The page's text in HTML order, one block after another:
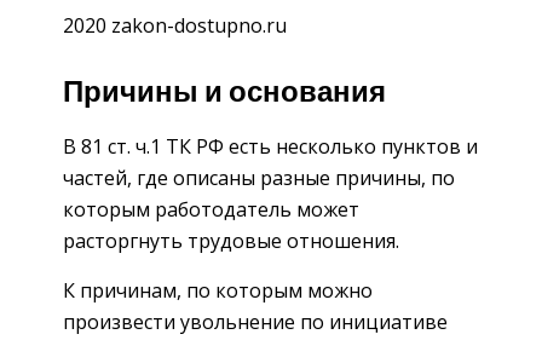
2020 zakon-dostupno.ru
Причины и основания
В 81 ст. ч.1 ТК РФ есть несколько пунктов и
частей, где описаны разные причины, по
которым работодатель может
расторгнуть трудовые отношения.
К причинам, по которым можно
произвести увольнение по инициативе